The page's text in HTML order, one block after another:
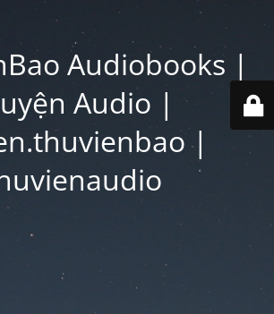
Audiobooks |
Audio |
|